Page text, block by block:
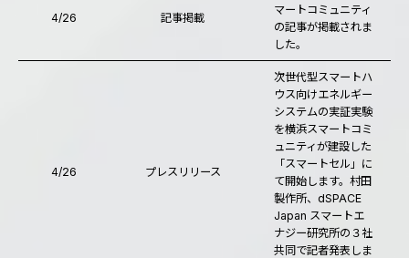
4/26 記事掲載
マートコミュニティ
の記事が掲載されま
した。
4/26 プレスリリース
次世代型スマートハ
ウス向けエネルギー
システムの実証実験
を横浜スマートコミ
ュニティが建設した
「スマートセル」に
て開始します。村田
製作所、dSPACE
Japan スマートエ
ナジー研究所の３社
共同で記者発表しま